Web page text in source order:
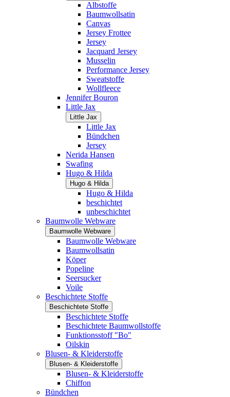
Albstoffe
Baumwollsatin
Canvas
Jersey Frottee
Jersey
Jacquard Jersey
Musselin
Performance Jersey
Sweatstoffe
Wollfleece
Jennifer Bouron
Little Jax
Little Jax
Little Jax
Bündchen
Jersey
Nerida Hansen
Swafing
Hugo & Hilda
Hugo & Hilda
Hugo & Hilda
beschichtet
unbeschichtet
Baumwolle Webware
Baumwolle Webware
Baumwolle Webware
Baumwollsatin
Köper
Popeline
Seersucker
Voile
Beschichtete Stoffe
Beschichtete Stoffe
Beschichtete Stoffe
Beschichtete Baumwollstoffe
Funktionsstoff "Bo"
Oilskin
Blusen- & Kleiderstoffe
Blusen- & Kleiderstoffe
Blusen- & Kleiderstoffe
Chiffon
Bündchen